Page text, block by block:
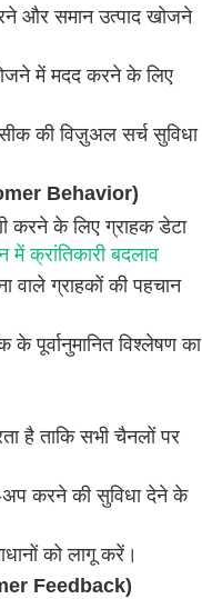
और समान उत्पाद खोजने
में मदद करने के लिए
की विज़ुअल सर्च सुविधा
Behavior)
करने के लिए ग्राहक डेटा
क्रांतिकारी बदलाव
वाले ग्राहकों की पहचान
के पूर्वानुमानित विश्लेषण का
है ताकि सभी चैनलों पर
अप करने की सुविधा देने के
को लागू करें।
Feedback)